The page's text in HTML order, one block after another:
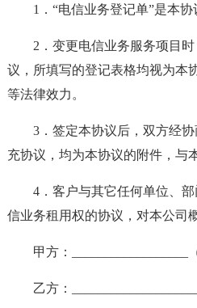
1．“电信业务登记单”是本协
2．变更电信业务服务项目
议，所填写的登记表格均视为本
等法律效力。
3．签定本协议后，双方经
充协议，均为本协议的附件，与
4．客户与其它任何单位、
信业务租用权的协议，对本公司
甲方：__________________
乙方：